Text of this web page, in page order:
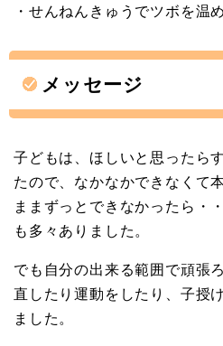
・せんねんきゅうでツボを温め
メッセージ
子どもは、ほしいと思ったら
たので、なかなかできなくて
ままずっとできなかったら・
も多々ありました。
でも自分の出来る範囲で頑張
直したり運動をしたり、子授
ました。